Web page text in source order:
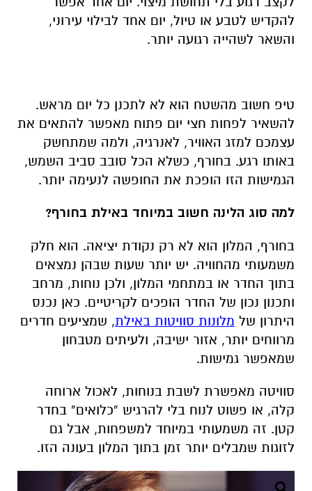
להקדיש לטבע או טיול, יום אחד לבילוי עירוני,
והשאר לשהייה רגועה יותר.
טיפ חשוב מהשטח הוא לא לתכנן כל יום מראש.
להשאיר לפחות חצי יום פתוח מאפשר להתאים את
עצמכם למזג האוויר, לאנרגיה, ולמה שמתחשק
באותו רגע. בחורף, כשלא הכל סובב סביב השמש,
הגמישות הזו הופכת את החופשה לנעימה יותר.
למה סוג הלינה חשוב במיוחד באילת בחורף?
בחורף, המלון הוא לא רק נקודת יציאה. הוא חלק
משמעותי מהחוויה. יש יותר שעות שבהן נמצאים
בתוך החדר או במתחמי המלון, ולכן נוחות, מרחב
ותכנון נכון של החדר הופכים לקריטיים. כאן נכנס
היתרון של מלונות סוויטות באילת, שמציעים חדרים
מרווחים יותר, אזור ישיבה, ולעיתים מטבחון
שמאפשר גמישות.
סוויטה מאפשרת לשבת בנוחות, לאכול ארוחה
קלה, או פשוט לנוח בלי להרגיש “כלואים” בחדר
קטן. זה משמעותי במיוחד למשפחות, אבל גם
לזוגות שמבלים יותר זמן בתוך המלון בעונה הזו.